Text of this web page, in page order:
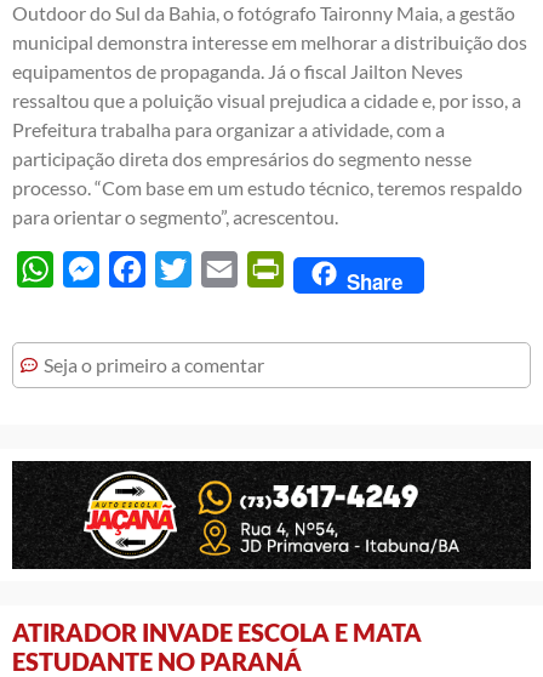
Outdoor do Sul da Bahia, o fotógrafo Taironny Maia, a gestão
municipal demonstra interesse em melhorar a distribuição dos
equipamentos de propaganda. Já o fiscal Jailton Neves
ressaltou que a poluição visual prejudica a cidade e, por isso, a
Prefeitura trabalha para organizar a atividade, com a
participação direta dos empresários do segmento nesse
processo. “Com base em um estudo técnico, teremos respaldo
para orientar o segmento”, acrescentou.
WhatsAppMessengerFacebook
Twitter Email PrintFriendly
Share
Seja o primeiro a comentar
ATIRADOR INVADE ESCOLA E MATA
ESTUDANTE NO PARANÁ